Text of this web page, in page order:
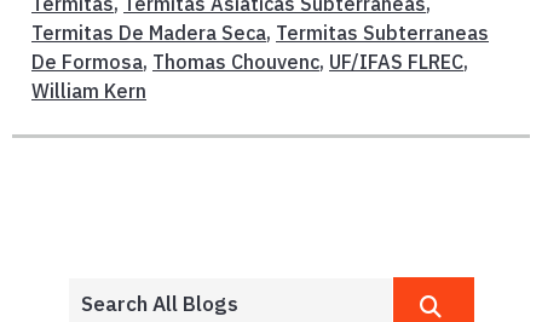
Termitas De Madera Seca, Termitas Subterraneas
De Formosa, Thomas Chouvenc, UF/IFAS FLREC,
William Kern